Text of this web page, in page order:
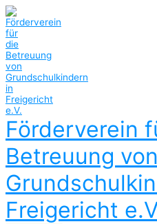
Zum
Inhalt
springen
Förderverein
Betreuung von
Freigericht